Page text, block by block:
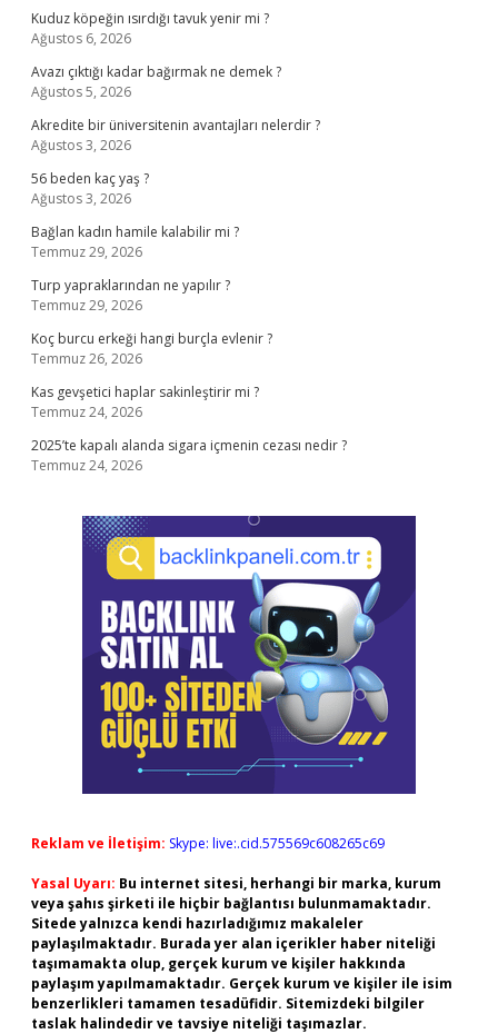
Kuduz köpeğin ısırdığı tavuk yenir mi ?
Ağustos 6, 2026
Avazı çıktığı kadar bağırmak ne demek ?
Ağustos 5, 2026
Akredite bir üniversitenin avantajları nelerdir ?
Ağustos 3, 2026
56 beden kaç yaş ?
Ağustos 3, 2026
Bağlan kadın hamile kalabilir mi ?
Temmuz 29, 2026
Turp yapraklarından ne yapılır ?
Temmuz 29, 2026
Koç burcu erkeği hangi burçla evlenir ?
Temmuz 26, 2026
Kas gevşetici haplar sakinleştirir mi ?
Temmuz 24, 2026
2025’te kapalı alanda sigara içmenin cezası nedir ?
Temmuz 24, 2026
Reklam ve İletişim: Skype: live:.cid.575569c608265c69
Yasal Uyarı: Bu internet sitesi, herhangi bir marka, kurum
veya şahıs şirketi ile hiçbir bağlantısı bulunmamaktadır.
Sitede yalnızca kendi hazırladığımız makaleler
paylaşılmaktadır. Burada yer alan içerikler haber niteliği
taşımamakta olup, gerçek kurum ve kişiler hakkında
paylaşım yapılmamaktadır. Gerçek kurum ve kişiler ile isim
benzerlikleri tamamen tesadüfidir. Sitemizdeki bilgiler
taslak halindedir ve tavsiye niteliği taşımazlar.